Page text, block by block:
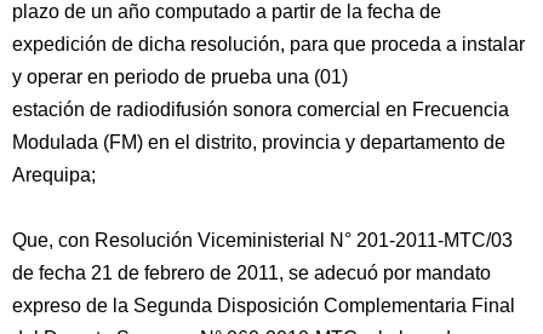
plazo de un año computado a partir de la fecha de
expedición de dicha resolución, para que proceda a instalar
y operar en periodo de prueba una (01)
estación de radiodifusión sonora comercial en Frecuencia
Modulada (FM) en el distrito, provincia y departamento de
Arequipa;
Que, con Resolución Viceministerial N° 201-2011-MTC/03
de fecha 21 de febrero de 2011, se adecuó por mandato
expreso de la Segunda Disposición Complementaria Final